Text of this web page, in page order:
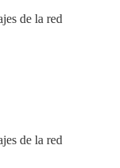
de la red
de la red